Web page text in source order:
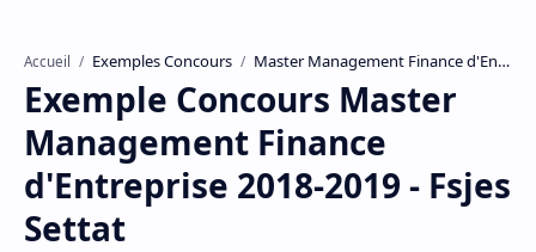
Accueil Exemples Concours Master Management Finance d'Entreprise
Exemple Concours Master
Management Finance
d'Entreprise 2018-2019 - Fsjes
Settat